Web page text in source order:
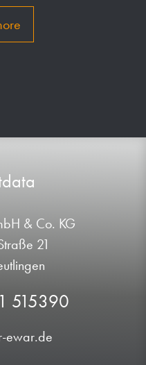
& Co. KG
21
515390
ewar.de